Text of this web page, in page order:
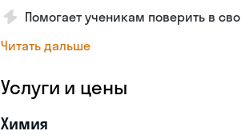
Помогает ученикам поверить в
Читать дальше
Услуги и цены
Химия